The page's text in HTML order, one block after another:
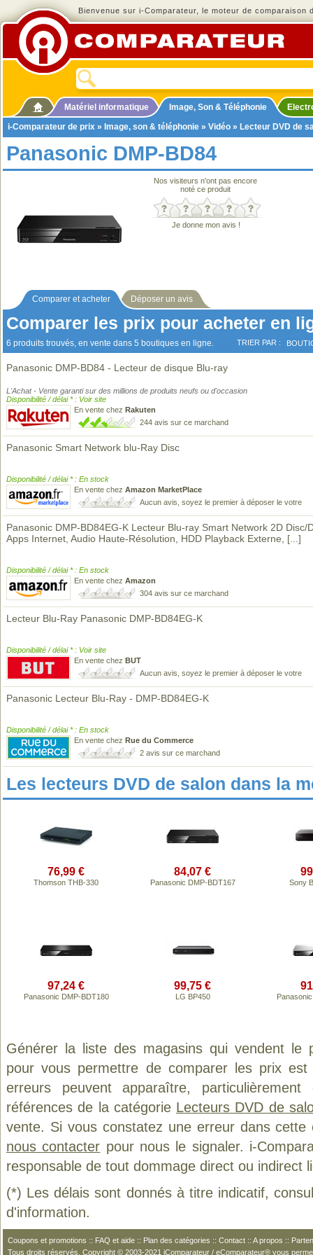
Bienvenue sur i-Comparateur, le moteur de comparaison
Matériel informatique Image, Son & Téléphonie
i-Comparateur de prix » Image, son & téléphonie » Vidéo » Lecteur DVD de
Panasonic DMP-BD84
Nos visiteurs n'ont pas encore
noté ce produit
Je donne mon avis !
Comparer et acheter Déposer un avis
Comparer les prix pour acheter en
6 produits trouvés, en vente dans 5 boutiques en ligne. TRIER PAR :
Panasonic DMP-BD84 - Lecteur de disque Blu-ray
L'Achat - Vente garanti sur des millions de produits neufs ou d'occasion
Disponibilité / délai * : Voir site
En vente chez Rakuten
244 avis sur ce marchand
Panasonic Smart Network blu-Ray Disc
Disponibilité / délai * : En stock
En vente chez Amazon MarketPlace
Aucun avis, soyez le premier à déposer le votre
Panasonic DMP-BD84EG-K Lecteur Blu-ray Smart Network 2D Disc/
Apps Internet, Audio Haute-Résolution, HDD Playback Externe, [...]
Disponibilité / délai * : En stock
En vente chez Amazon
304 avis sur ce marchand
Lecteur Blu-Ray Panasonic DMP-BD84EG-K
Disponibilité / délai * : Voir site
En vente chez BUT
Aucun avis, soyez le premier à déposer le votre
Panasonic Lecteur Blu-Ray - DMP-BD84EG-K
Disponibilité / délai * : En stock
En vente chez Rue du Commerce
2 avis sur ce marchand
Les lecteurs DVD de salon dans la
76,99 €
Thomson THB-330
84,07 €
Panasonic DMP-BDT167 Sony
97,24 €
Panasonic DMP-BDT180
99,75 €
LG BP450
Générer la liste des magasins qui vendent le
pour vous permettre de comparer les prix
erreurs peuvent apparaître,
références de la catégorie Lecteurs DVD de
vente. Si vous constatez une erreur dans
nous contacter pour nous le signaler. i-
responsable de tout dommage direct ou indirect
(*) Les délais sont donnés à titre indicatif,
d'information.
Coupons et promotions :: FAQ et aide :: Plan des catégories :: Contact :: A propos ::
Tous droits réservés. Copyright © 2003-2021 iComparateur / eComparateur® vous